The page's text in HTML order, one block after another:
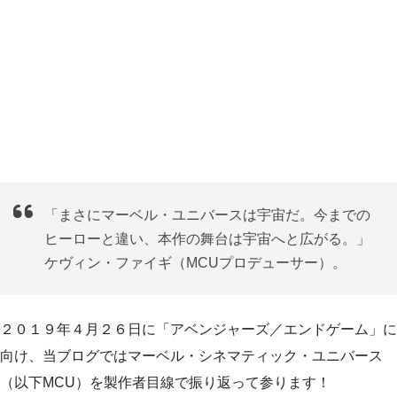
「まさにマーベル・ユニバースは宇宙だ。今までの
ヒーローと違い、本作の舞台は宇宙へと広がる。」
ケヴィン・ファイギ（MCUプロデューサー）。
２０１９年４月２６日に「アベンジャーズ／エンドゲーム」に
向け、当ブログではマーベル・シネマティック・ユニバース
（以下MCU）を製作者目線で振り返って参ります！